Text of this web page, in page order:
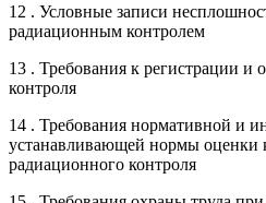
12 . Условные записи
радиационным контролем
13 . Требования к регистрации и
контроля
14 . Требования нормативной и
устанавливающей нормы оценки
радиационного контроля